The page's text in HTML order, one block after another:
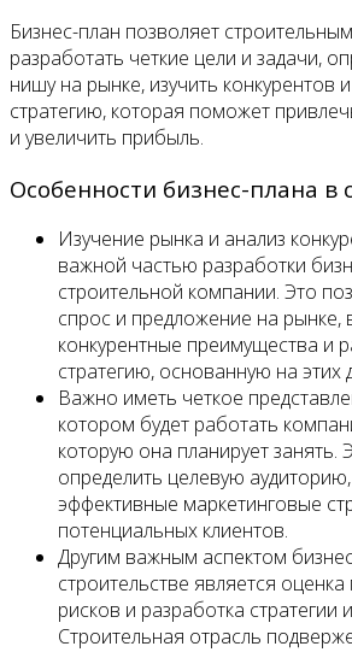
Бизнес-план позволяет
разработать четкие цели и задачи,
нишу на рынке, изучить конкурентов
стратегию, которая поможет
и увеличить прибыль.
Особенности бизнес-плана в
Изучение рынка и анализ
важной частью разработки
строительной компании. Это
спрос и предложение на рынке,
конкурентные преимущества и
стратегию, основанную на этих
Важно иметь четкое
котором будет работать
которую она планирует занять.
определить целевую
эффективные маркетинговые
потенциальных клиентов.
Другим важным аспектом
строительстве является
рисков и разработка стратегии
Строительная отрасль